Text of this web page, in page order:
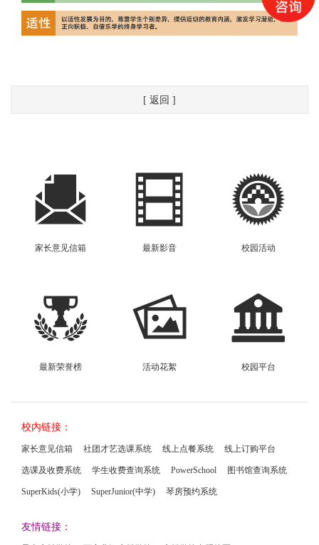
[ 返回 ]
家长意见信箱 最新影音 校园活动
最新荣誉榜 活动花絮 校园平台
校内链接：
家长意见信箱 社团才艺选课系统 线上点餐系统 线上订购平台
选课及收费系统 学生收费查询系统 PowerSchool 图书馆查询系统
SuperKids(小学) SuperJunior(中学) 琴房预约系统
友情链接：